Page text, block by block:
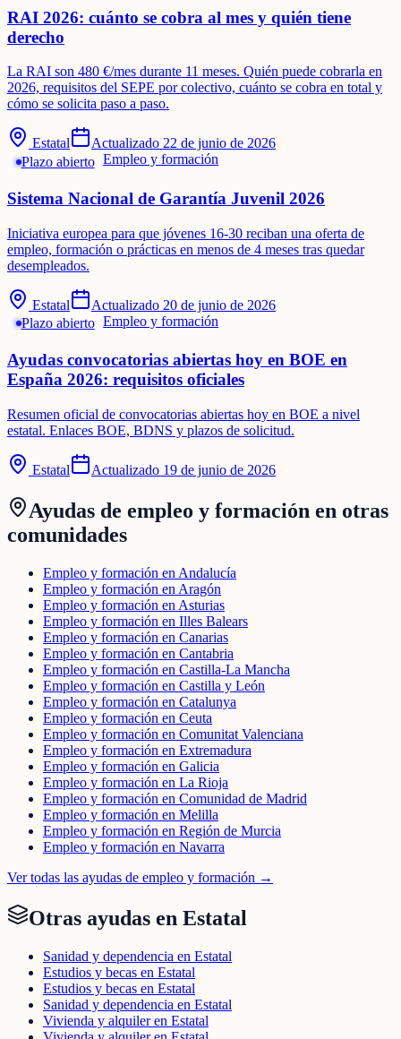
RAI 2026: cuánto se cobra al mes y quién tiene
derecho
La RAI son 480 €/mes durante 11 meses. Quién puede cobrarla en
2026, requisitos del SEPE por colectivo, cuánto se cobra en total y
cómo se solicita paso a paso.
Estatal Actualizado 22 de junio de 2026
Plazo abierto Empleo y formación
Sistema Nacional de Garantía Juvenil 2026
Iniciativa europea para que jóvenes 16-30 reciban una oferta de
empleo, formación o prácticas en menos de 4 meses tras quedar
desempleados.
Estatal Actualizado 20 de junio de 2026
Plazo abierto Empleo y formación
Ayudas convocatorias abiertas hoy en BOE en
España 2026: requisitos oficiales
Resumen oficial de convocatorias abiertas hoy en BOE a nivel
estatal. Enlaces BOE, BDNS y plazos de solicitud.
Estatal Actualizado 19 de junio de 2026
Ayudas de empleo y formación en otras
comunidades
Empleo y formación en Andalucía
Empleo y formación en Aragón
Empleo y formación en Asturias
Empleo y formación en Illes Balears
Empleo y formación en Canarias
Empleo y formación en Cantabria
Empleo y formación en Castilla-La Mancha
Empleo y formación en Castilla y León
Empleo y formación en Catalunya
Empleo y formación en Ceuta
Empleo y formación en Comunitat Valenciana
Empleo y formación en Extremadura
Empleo y formación en Galicia
Empleo y formación en La Rioja
Empleo y formación en Comunidad de Madrid
Empleo y formación en Melilla
Empleo y formación en Región de Murcia
Empleo y formación en Navarra
Ver todas las ayudas de empleo y formación →
Otras ayudas en Estatal
Sanidad y dependencia en Estatal
Estudios y becas en Estatal
Estudios y becas en Estatal
Sanidad y dependencia en Estatal
Vivienda y alquiler en Estatal